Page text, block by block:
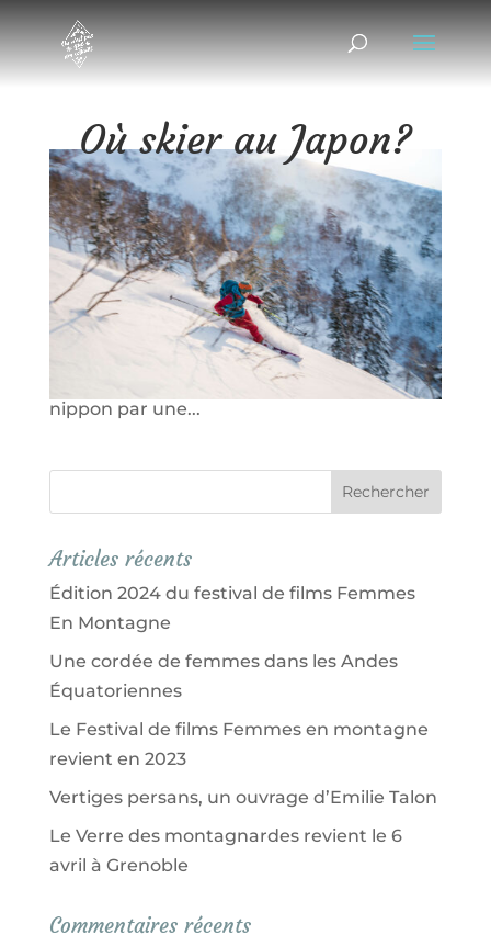
Où skier au Japon?
22/03/2017 |Microaventures Ski de rando
De retour de notre skitrip japonais, nous
souhaitons partager avec vous nos bons
plans de spots de ski de randonnée au
Japon. Alors où skier au Japon? Pour
résumer un petit peu le voyage nous avons
commencé l’acclimatation sur l’archipel
nippon par une...
Articles récents
Édition 2024 du festival de films Femmes
En Montagne
Une cordée de femmes dans les Andes
Équatoriennes
Le Festival de films Femmes en montagne
revient en 2023
Vertiges persans, un ouvrage d’Emilie Talon
Le Verre des montagnardes revient le 6
avril à Grenoble
Commentaires récents